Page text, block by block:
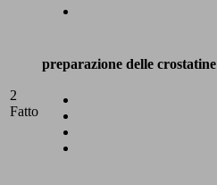
2
Fatto
preparazione delle crostatine